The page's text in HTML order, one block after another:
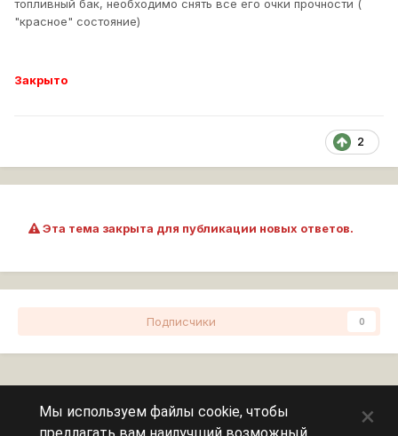
топливный бак, необходимо снять все его очки прочности (
"красное" состояние)
Закрыто
2
Эта тема закрыта для публикации новых ответов.
Подписчики 0
Мы используем файлы cookie, чтобы
×